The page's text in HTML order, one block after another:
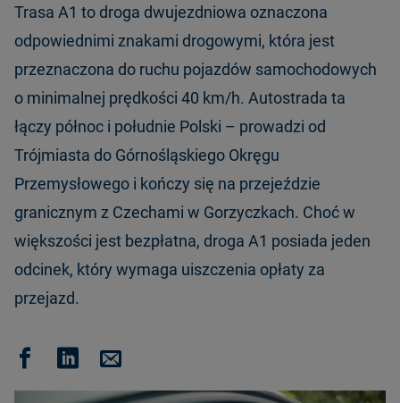
Trasa A1 to droga dwujezdniowa oznaczona
odpowiednimi znakami drogowymi, która jest
przeznaczona do ruchu pojazdów samochodowych
o minimalnej prędkości 40 km/h. Autostrada ta
łączy północ i południe Polski – prowadzi od
Trójmiasta do Górnośląskiego Okręgu
Przemysłowego i kończy się na przejeździe
granicznym z Czechami w Gorzyczkach. Choć w
większości jest bezpłatna, droga A1 posiada jeden
odcinek, który wymaga uiszczenia opłaty za
przejazd.